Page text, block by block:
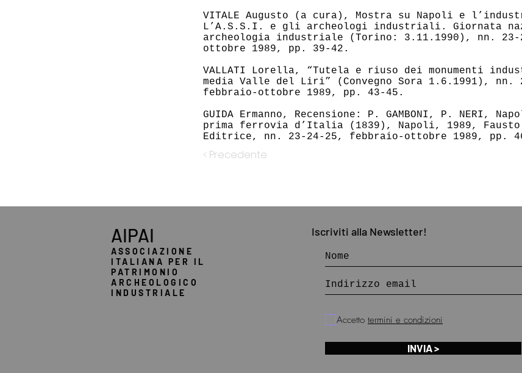
VITALE Augusto (a cura), Mostra su Napoli e
L’A.S.S.I. e gli archeologi industriali. Giornata
archeologia industriale (Torino: 3.11.1990), nn. 23-
ottobre 1989, pp. 39-42.
VALLATI Lorella, “Tutela e riuso dei monumenti
media Valle del Liri” (Convegno Sora 1.6.1991), nn.
febbraio-ottobre 1989, pp. 43-45.
GUIDA Ermanno, Recensione: P. GAMBONI, P. NERI,
prima ferrovia d’Italia (1839), Napoli, 1989,
Editrice, nn. 23-24-25, febbraio-ottobre 1989, pp.
< Precedente
AIPAI
ASSOCIAZIONE
ITALIANA PER IL
PATRIMONIO
ARCHEOLOGICO
INDUSTRIALE
Iscriviti alla Newsletter!
Accetto termini e condizioni
INVIA >